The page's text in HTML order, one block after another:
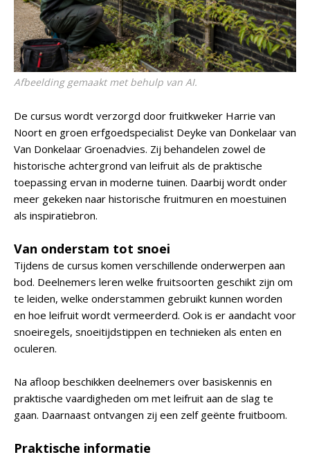
Afbeelding gemaakt met behulp van AI.
De cursus wordt verzorgd door fruitkweker Harrie van
Noort en groen erfgoedspecialist Deyke van Donkelaar van
Van Donkelaar Groenadvies. Zij behandelen zowel de
historische achtergrond van leifruit als de praktische
toepassing ervan in moderne tuinen. Daarbij wordt onder
meer gekeken naar historische fruitmuren en moestuinen
als inspiratiebron.
Van onderstam tot snoei
Tijdens de cursus komen verschillende onderwerpen aan
bod. Deelnemers leren welke fruitsoorten geschikt zijn om
te leiden, welke onderstammen gebruikt kunnen worden
en hoe leifruit wordt vermeerderd. Ook is er aandacht voor
snoeiregels, snoeitijdstippen en technieken als enten en
oculeren.
Na afloop beschikken deelnemers over basiskennis en
praktische vaardigheden om met leifruit aan de slag te
gaan. Daarnaast ontvangen zij een zelf geënte fruitboom.
Praktische informatie